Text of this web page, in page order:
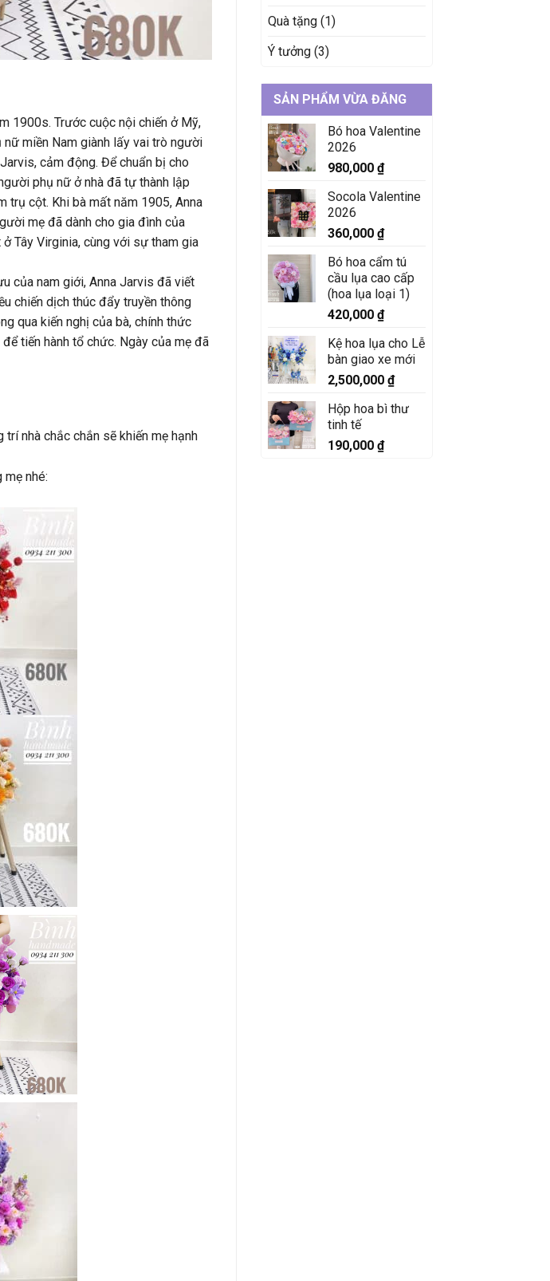
1900s. Trước cuộc nội chiến ở Mỹ,
miền Nam giành lấy vai trò người
cảm động. Để chuẩn bị cho
phụ nữ ở nhà đã tự thành lập
trụ cột. Khi bà mất năm 1905, Anna
mẹ đã dành cho gia đình của
Tây Virginia, cùng với sự tham gia
của nam giới, Anna Jarvis đã viết
chiến dịch thúc đẩy truyền thông
qua kiến nghị của bà, chính thức
tiến hành tổ chức. Ngày của mẹ đã
nhà chắc chắn sẽ khiến mẹ hạnh
nhé:
Quà tặng(1)
Ý tưởng(3)
SẢN PHẨM VỪA ĐĂNG
Bó hoa Valentine
2026
980,000 ₫
Socola Valentine
2026
360,000 ₫
Bó hoa cẩm tú
cầu lụa cao cấp
(hoa lụa loại 1)
420,000 ₫
Kệ hoa lụa cho Lễ
bàn giao xe mới
2,500,000 ₫
Hộp hoa bì thư
tinh tế
190,000 ₫